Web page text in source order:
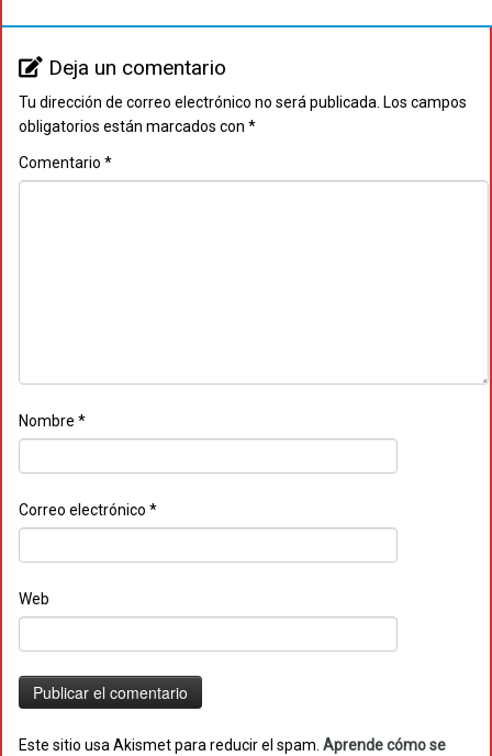
Deja un comentario
Tu dirección de correo electrónico no será publicada. Los campos
obligatorios están marcados con *
Comentario *
Nombre *
Correo electrónico *
Web
Este sitio usa Akismet para reducir el spam. Aprende cómo se